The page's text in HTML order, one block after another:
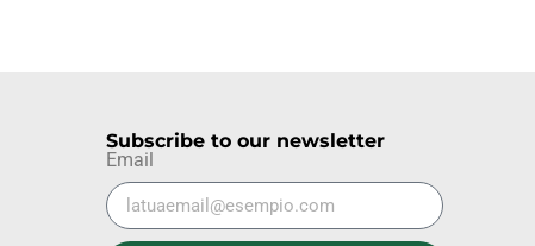
Subscribe to our newsletter
Email